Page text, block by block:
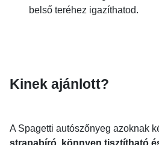
belső teréhez igazíthatod.
Kinek ajánlott?
A Spagetti autószőnyeg azoknak
strapabíró, könnyen tisztítható